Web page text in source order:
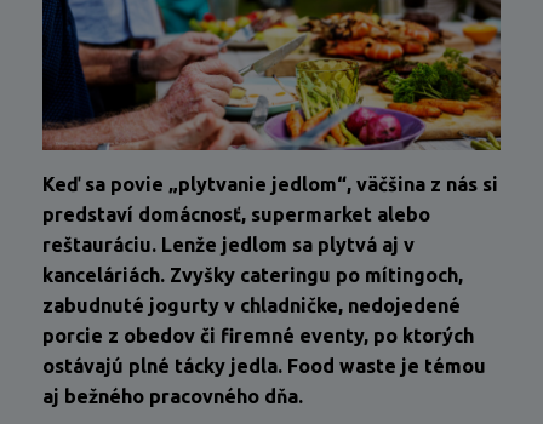
Keď sa povie „plytvanie jedlom“, väčšina z nás si
predstaví domácnosť, supermarket alebo
reštauráciu. Lenže jedlom sa plytvá aj v
kanceláriách. Zvyšky cateringu po mítingoch,
zabudnuté jogurty v chladničke, nedojedené
porcie z obedov či firemné eventy, po ktorých
ostávajú plné tácky jedla. Food waste je témou
aj bežného pracovného dňa.